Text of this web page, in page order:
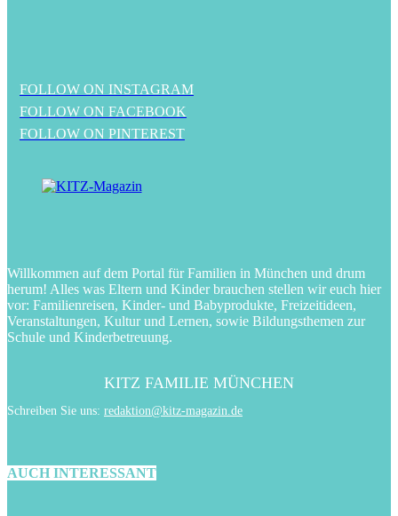
FOLLOW ON INSTAGRAM
FOLLOW ON FACEBOOK
FOLLOW ON PINTEREST
Willkommen auf dem Portal für Familien in München und drum
herum! Alles was Eltern und Kinder brauchen stellen wir euch hier
vor: Familienreisen, Kinder- und Babyprodukte, Freizeitideen,
Veranstaltungen, Kultur und Lernen, sowie Bildungsthemen zur
Schule und Kinderbetreuung.
KITZ FAMILIE MÜNCHEN
Schreiben Sie uns: redaktion@kitz-magazin.de
AUCH INTERESSANT